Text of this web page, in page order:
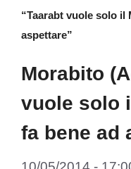
“Taarabt vuole solo il
aspettare”
Morabito
vuole solo
fa bene ad